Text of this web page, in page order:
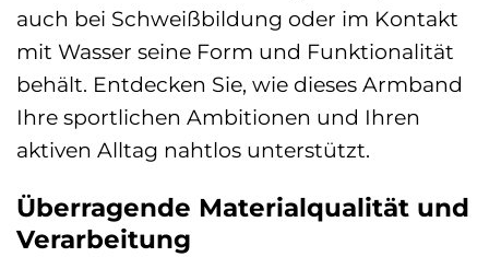
auch bei Schweißbildung oder im Kontakt
mit Wasser seine Form und Funktionalität
behält. Entdecken Sie, wie dieses Armband
Ihre sportlichen Ambitionen und Ihren
aktiven Alltag nahtlos unterstützt.
Überragende Materialqualität und
Verarbeitung